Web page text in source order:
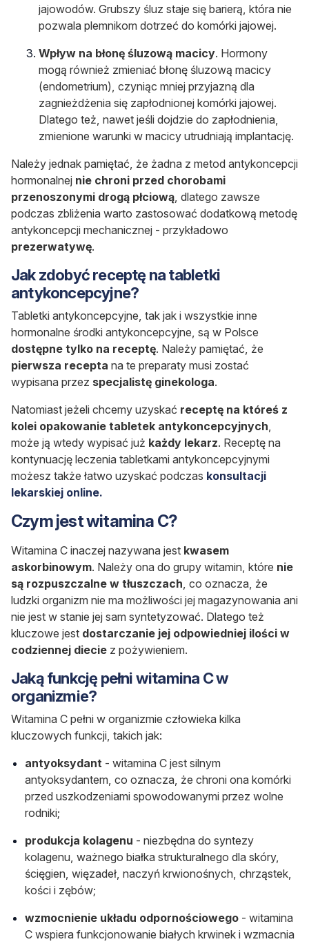
jajowodów. Grubszy śluz staje się barierą, która nie
pozwala plemnikom dotrzeć do komórki jajowej.
Wpływ na błonę śluzową macicy. Hormony
mogą również zmieniać błonę śluzową macicy
(endometrium), czyniąc mniej przyjazną dla
zagnieżdżenia się zapłodnionej komórki jajowej.
Dlatego też, nawet jeśli dojdzie do zapłodnienia,
zmienione warunki w macicy utrudniają implantację.
Należy jednak pamiętać, że żadna z metod antykoncepcji
hormonalnej nie chroni przed chorobami
przenoszonymi drogą płciową , dlatego zawsze
podczas zbliżenia warto zastosować dodatkową metodę
antykoncepcji mechanicznej - przykładowo
prezerwatywę.
Jak zdobyć receptę na tabletki
antykoncepcyjne?
Tabletki antykoncepcyjne, tak jak i wszystkie inne
hormonalne środki antykoncepcyjne, są w Polsce
dostępne tylko na receptę. Należy pamiętać, że
pierwsza recepta na te preparaty musi zostać
wypisana przez specjalistę ginekologa.
Natomiast jeżeli chcemy uzyskać receptę na któreś z
kolei opakowanie tabletek antykoncepcyjnych
może ją wtedy wypisać już każdy lekarz. Receptę na
kontynuację leczenia tabletkami antykoncepcyjnymi
możesz także łatwo uzyskać podczas konsultacji
lekarskiej online.
Czym jest witamina C?
Witamina C inaczej nazywana jest kwasem
askorbinowym. Należy ona do grupy witamin, które nie
są rozpuszczalne w tłuszczach , co oznacza, że
ludzki organizm nie ma możliwości jej magazynowania ani
nie jest w stanie jej sam syntetyzować. Dlatego też
kluczowe jest dostarczanie jej odpowiedniej ilości w
codziennej diecie z pożywieniem.
Jaką funkcję pełni witamina C w
organizmie?
Witamina C pełni w organizmie człowieka kilka
kluczowych funkcji, takich jak:
antyoksydant - witamina C jest silnym
antyoksydantem, co oznacza, że chroni ona komórki
przed uszkodzeniami spowodowanymi przez wolne
rodniki;
produkcja kolagenu - niezbędna do syntezy
kolagenu, ważnego białka strukturalnego dla skóry,
ścięgien, więzadeł, naczyń krwionośnych, chrząstek,
kości i zębów;
wzmocnienie układu odpornościowego - witamina
C wspiera funkcjonowanie białych krwinek i wzmacnia